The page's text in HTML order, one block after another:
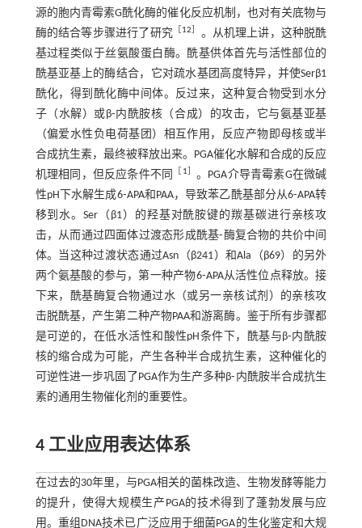
源的胞内青霉素G酰化酶的催化反应机制，也对有关底物与
酶的结合等步骤进行了研究
12
。从机理上讲，这种脱酰
基过程类似于丝氨酸蛋白酶。酰基供体首先与活性部位的
酰基亚基上的酶结合，它对疏水基团高度特异，并使Serβ1
酰化，得到酰化酶中间体。反过来，这种复合物受到水分
子（水解）或β⁃内酰胺核（合成）的攻击，它与氨基亚基
（偏爱水性负电荷基团）相互作用，反应产物即母核或半
合成抗生素，最终被释放出来。PGA催化水解和合成的反应
机理相同，但反应条件不同
1
。PGA介导青霉素G在微碱
性pH下水解生成6⁃APA和PAA，导致苯乙酰基部分从6⁃APA转
移到水。Ser（β1）的羟基对酰胺键的羰基碳进行亲核攻
击，从而通过四面体过渡态形成酰基⁃酶复合物的共价中间
体。当这种过渡状态通过Asn（β241）和Ala（β69）的另外
两个氨基酸的参与，第一种产物6⁃APA从活性位点释放。接
下来，酰基酶复合物通过水（或另一亲核试剂）的亲核攻
击脱酰基，产生第二种产物PAA和游离酶。鉴于所有步骤都
是可逆的，在低水活性和酸性pH条件下，酰基与β⁃内酰胺
核的缩合成为可能，产生各种半合成抗生素，这种催化的
可逆性进一步巩固了PGA作为生产多种β⁃内酰胺半合成抗生
素的通用生物催化剂的重要性。
4 工业应用表达体系
在过去的30年里，与PGA相关的菌株改造、生物发酵等能力
的提升，使得大规模生产PGA的技术得到了蓬勃发展与应
用。重组DNA技术已广泛应用于细菌PGA的生化鉴定和大规